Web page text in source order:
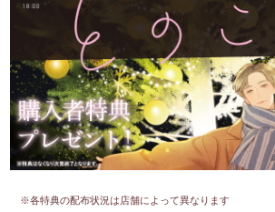
※各特典の配布状況は店舗によって異なります